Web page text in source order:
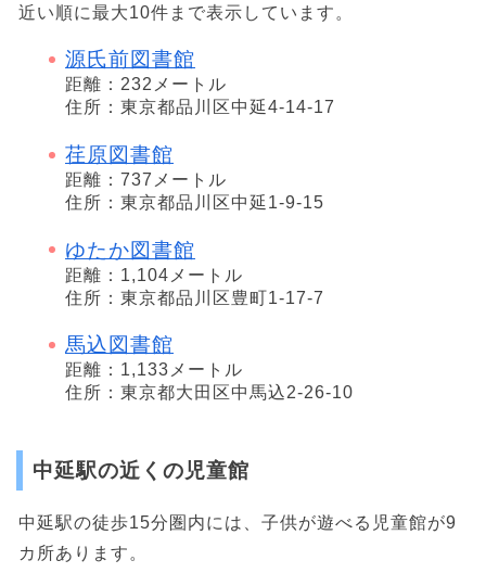
近い順に最大10件まで表示しています。
源氏前図書館
距離：232メートル
住所：東京都品川区中延4-14-17
荏原図書館
距離：737メートル
住所：東京都品川区中延1-9-15
ゆたか図書館
距離：1,104メートル
住所：東京都品川区豊町1-17-7
馬込図書館
距離：1,133メートル
住所：東京都大田区中馬込2-26-10
中延駅の近くの児童館
中延駅の徒歩15分圏内には、子供が遊べる児童館が9
カ所あります。